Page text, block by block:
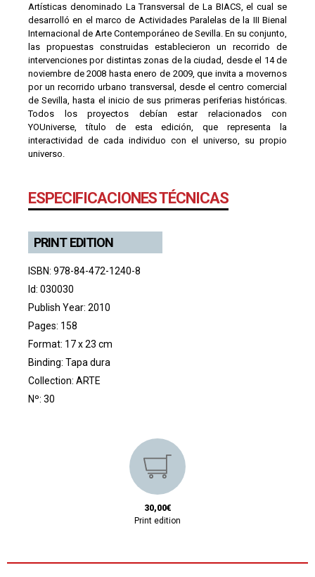
Artísticas denominado La Transversal de La BIACS, el cual se
desarrolló en el marco de Actividades Paralelas de la III Bienal
Internacional de Arte Contemporáneo de Sevilla. En su conjunto,
las propuestas construidas establecieron un recorrido de
intervenciones por distintas zonas de la ciudad, desde el 14 de
noviembre de 2008 hasta enero de 2009, que invita a movernos
por un recorrido urbano transversal, desde el centro comercial
de Sevilla, hasta el inicio de sus primeras periferias históricas.
Todos los proyectos debían estar relacionados con
YOUniverse, título de esta edición, que representa la
interactividad de cada individuo con el universo, su propio
universo.
ESPECIFICACIONES TÉCNICAS
PRINT EDITION
ISBN: 978-84-472-1240-8
Id: 030030
Publish Year: 2010
Pages: 158
Format: 17 x 23 cm
Binding: Tapa dura
Collection: ARTE
Nº: 30
30,00€
Print edition